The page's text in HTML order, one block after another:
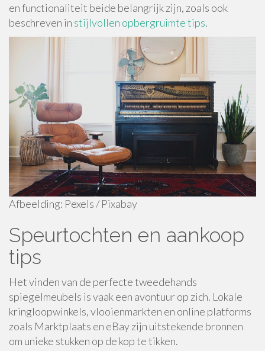
en functionaliteit beide belangrijk zijn, zoals ook
beschreven in stijlvollen opbergruimte tips.
Afbeelding: Pexels / Pixabay
Speurtochten en aankoop
tips
Het vinden van de perfecte tweedehands
spiegelmeubels is vaak een avontuur op zich. Lokale
kringloopwinkels, vlooienmarkten en online platforms
zoals Marktplaats en eBay zijn uitstekende bronnen
om unieke stukken op de kop te tikken.